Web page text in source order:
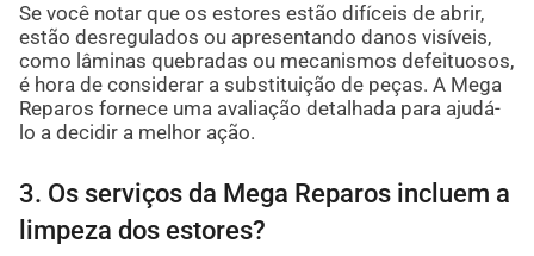
Se você notar que os estores estão difíceis de abrir,
estão desregulados ou apresentando danos visíveis,
como lâminas quebradas ou mecanismos defeituosos,
é hora de considerar a substituição de peças. A Mega
Reparos fornece uma avaliação detalhada para ajudá-
lo a decidir a melhor ação.
3. Os serviços da Mega Reparos incluem a
limpeza dos estores?